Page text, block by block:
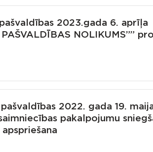
2023.gada 6. aprīļa
NOLIKUMS””
2022. gada 19.
pakalpojumu